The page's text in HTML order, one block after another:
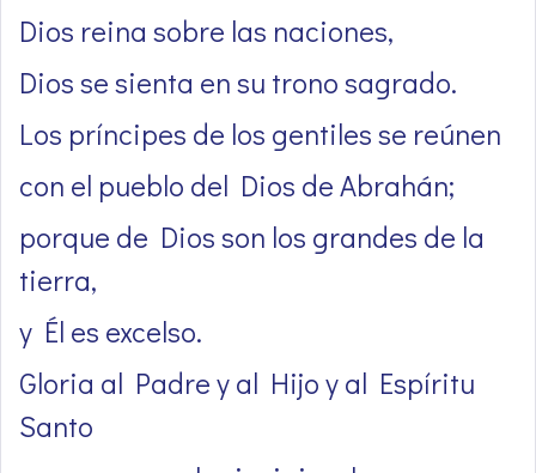
Dios reina sobre las naciones,
Dios se sienta en su trono sagrado.
Los príncipes de los gentiles se reúnen
con el pueblo del Dios de Abrahán;
porque de Dios son los grandes de la
tierra,
y Él es excelso.
Gloria al Padre y al Hijo y al Espíritu
Santo